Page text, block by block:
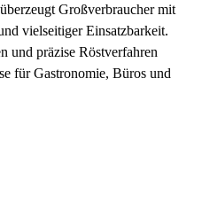
überzeugt Großverbraucher mit
vielseitiger Einsatzbarkeit.
und präzise Röstverfahren
für Gastronomie, Büros und